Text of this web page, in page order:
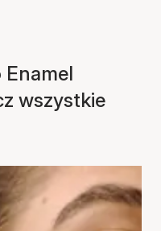
Enamel
wszystkie